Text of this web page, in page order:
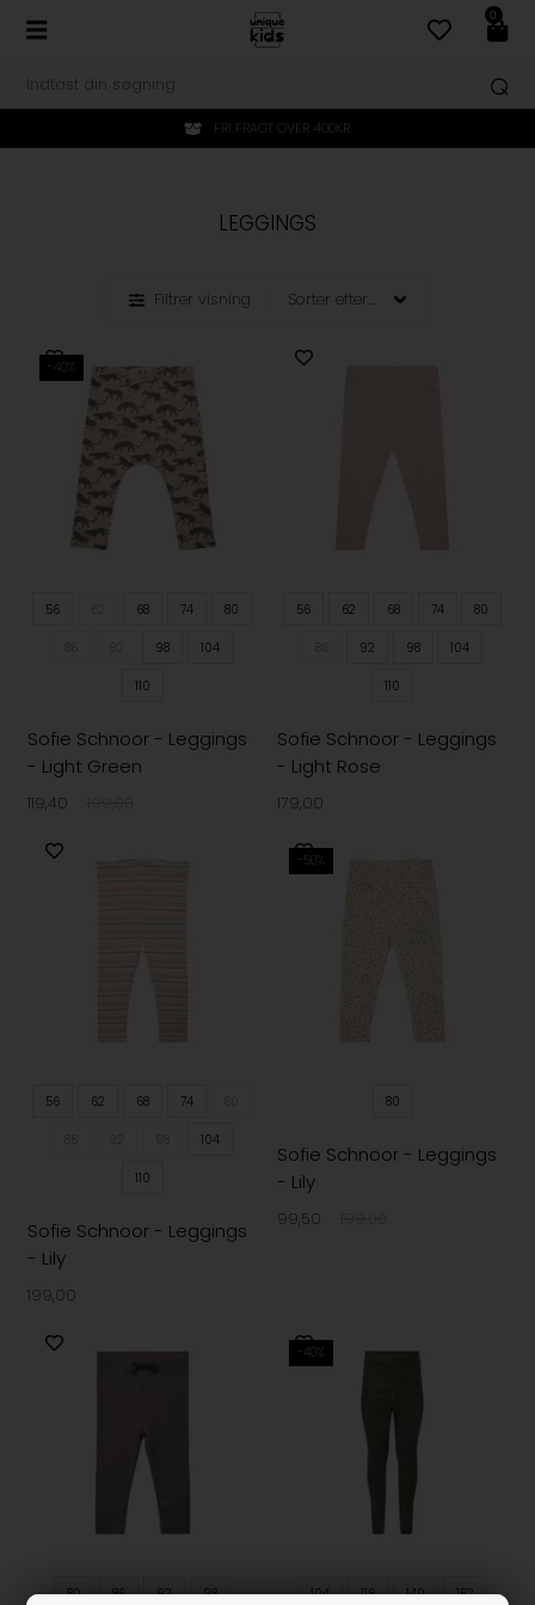
0
FRI FRAGT OVER 400KR.
LEGGINGS
Filtrer visning
-40%
56 68 74 80
98 104
110
Sofie Schnoor - Leggings
- Light Green
119,40
56 62 68 74 80
92 98 104
110
Sofie Schnoor - Leggings
- Light Rose
179,00
56 62 68 74
104
110
Sofie Schnoor - Leggings
- Lily
199,00
-50%
80
Sofie Schnoor - Leggings
- Lily
99,50
80 86 92 98
-40%
104 116 140 152